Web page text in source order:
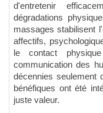
d'entretenir
dégradations
massages stabilisent
affectifs,
le contact
communication des
décennies seulement
bénéfiques ont été
juste valeur.